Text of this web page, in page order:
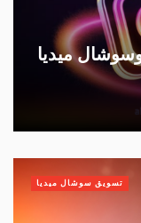
ميديا
تسويق سوشال ميديا